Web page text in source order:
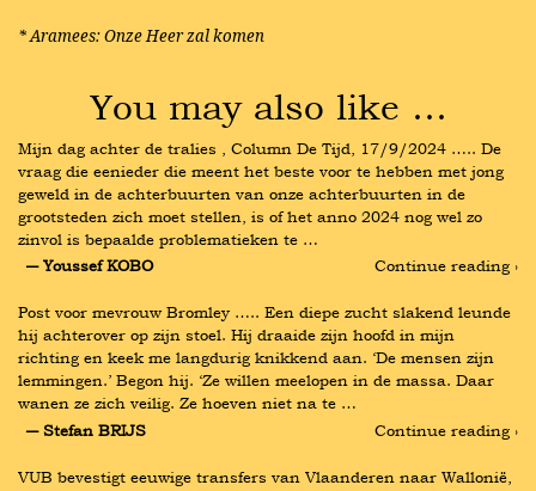
* Aramees: Onze Heer zal komen
You may also like …
Mijn dag achter de tralies , Column De Tijd, 17/9/2024 ….. De
vraag die eenieder die meent het beste voor te hebben met jong
geweld in de achterbuurten van onze achterbuurten in de
grootsteden zich moet stellen, is of het anno 2024 nog wel zo
zinvol is bepaalde problematieken te …
― Youssef KOBO
Continue reading ›
Post voor mevrouw Bromley ….. Een diepe zucht slakend leunde
hij achterover op zijn stoel. Hij draaide zijn hoofd in mijn
richting en keek me langdurig knikkend aan. ‘De mensen zijn
lemmingen.’ Begon hij. ‘Ze willen meelopen in de massa. Daar
wanen ze zich veilig. Ze hoeven niet na te …
― Stefan BRIJS
Continue reading ›
VUB bevestigt eeuwige transfers van Vlaanderen naar Wallonië,